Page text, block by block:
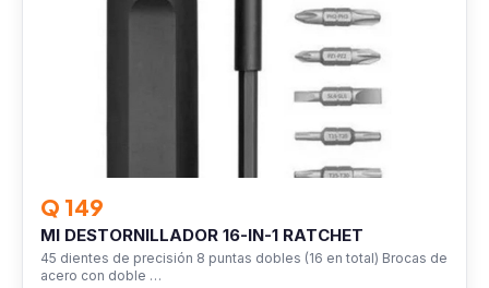
Q 149
MI DESTORNILLADOR 16-IN-1 RATCHET
45 dientes de precisión 8 puntas dobles (16 en total) Brocas de
acero con doble …